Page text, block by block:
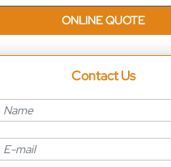
ONLINE QUOTE
Contact Us